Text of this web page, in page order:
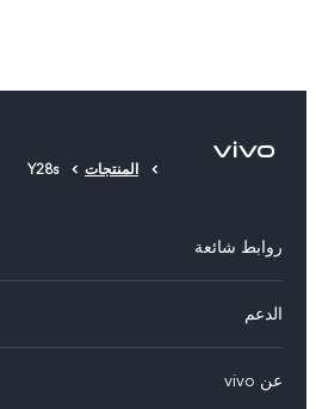
المنتجات Y28s
روابط شائعة
Y39 5G
الدعم
عن vivo